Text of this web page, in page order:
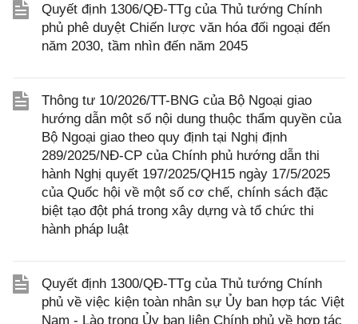
Quyết định 1306/QĐ-TTg của Thủ tướng Chính
phủ phê duyệt Chiến lược văn hóa đối ngoại đến
năm 2030, tầm nhìn đến năm 2045
Thông tư 10/2026/TT-BNG của Bộ Ngoại giao
hướng dẫn một số nội dung thuộc thẩm quyền của
Bộ Ngoại giao theo quy định tại Nghị định
289/2025/NĐ-CP của Chính phủ hướng dẫn thi
hành Nghị quyết 197/2025/QH15 ngày 17/5/2025
của Quốc hội về một số cơ chế, chính sách đặc
biệt tạo đột phá trong xây dựng và tổ chức thi
hành pháp luật
Quyết định 1300/QĐ-TTg của Thủ tướng Chính
phủ về việc kiện toàn nhân sự Ủy ban hợp tác Việt
Nam - Lào trong Ủy ban liên Chính phủ về hợp tác